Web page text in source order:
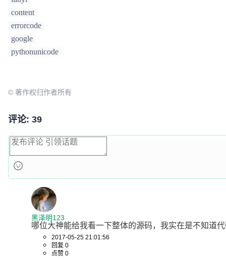
content
errorcode
google
pythonunicode
© 著作权归作者所有
评论: 39
黑泽明123
哪位大神能给我看一下整体的源码，我实在是不知道
2017-05-25 21:01:56
回复 0
点赞 0